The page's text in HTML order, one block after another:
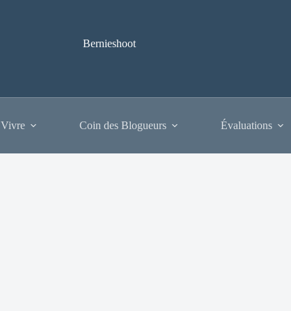
Bernieshoot
Coin des Blogueurs Évaluations